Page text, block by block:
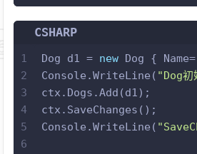
16
17
18
        }
    }
}
CSHARP
1
2
3
4
5
6
Dog d1 = new Dog { Name=
Console.WriteLine( "Dog初
ctx.Dogs.Add(d1);
ctx.SaveChanges();
Console.WriteLine(